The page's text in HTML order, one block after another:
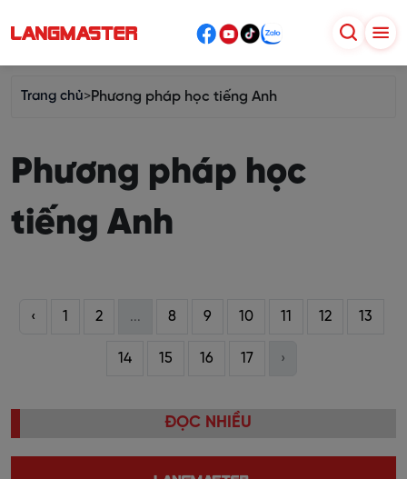
Trang chủ>Phương pháp học tiếng Anh
Phương pháp học
tiếng Anh
‹ 1 2 ... 8 9 10 11 12 13
14 15 16 17 ›
ĐỌC NHIỀU